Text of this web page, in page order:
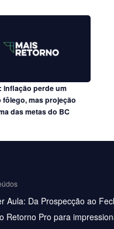
inflação perde um
fôlego, mas projeção
das metas do BC
Aula: Da Prospecção ao
Retorno Pro para